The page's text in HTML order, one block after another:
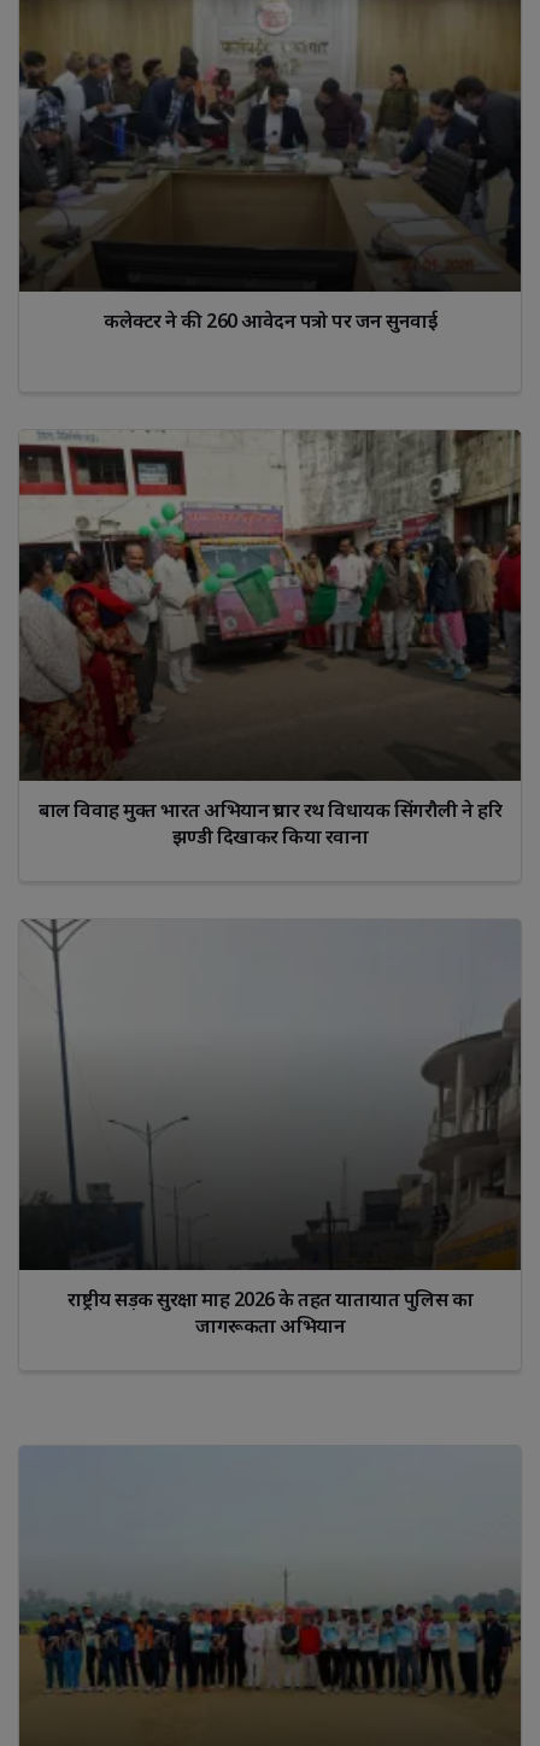
कलेक्टर ने की 260 आवेदन पत्रो पर जन सुनवाई
बाल विवाह मुक्त भारत अभियान प्रचार रथ विधायक सिंगरौली ने हरि
झण्डी दिखाकर किया रवाना
राष्ट्रीय सड़क सुरक्षा माह 2026 के तहत यातायात पुलिस का
जागरूकता अभियान